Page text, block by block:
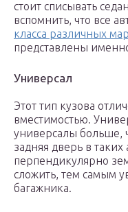
стоит списывать
вспомнить, что все
класса различных
представлены
Универсал
Этот тип кузова
вместимостью.
универсалы больше,
задняя дверь в
перпендикулярно
сложить, тем самым
багажника.